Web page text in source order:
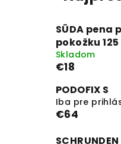
SÜDA
pokožku
Skladom
€18
PODOFIX S
Iba pre
€64